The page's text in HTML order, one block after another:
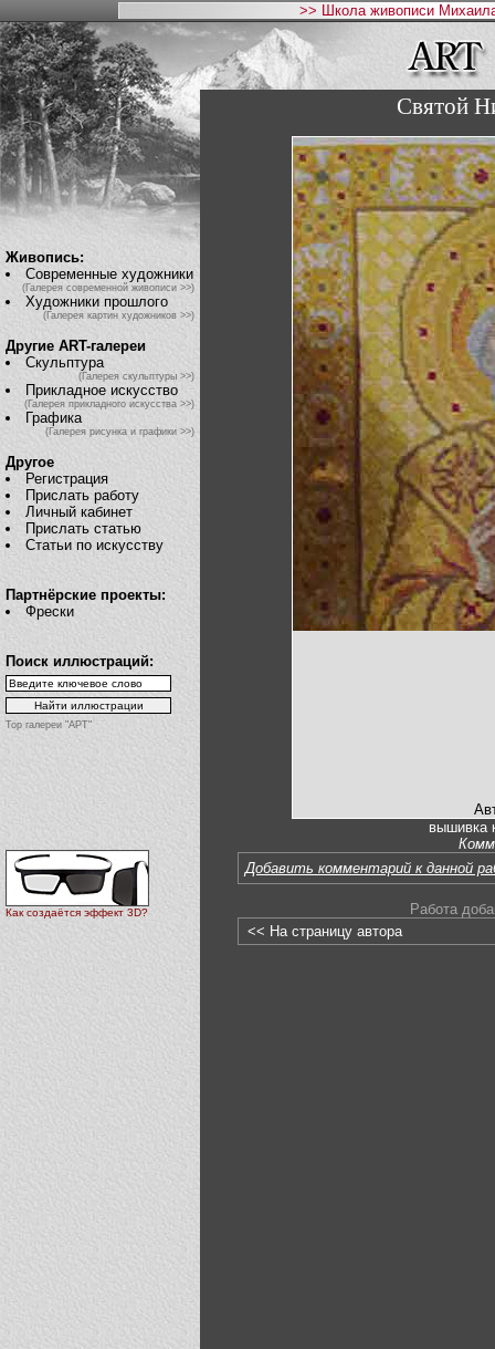
>> Школа живописи
Живопись:
Современные художники
(Галерея современной живописи >>)
Художники прошлого
(Галерея картин художников >>)
Другие ART-галереи
Скульптура
(Галерея скульптуры >>)
Прикладное искусство
(Галерея прикладного искусства >>)
Графика
(Галерея рисунка и графики >>)
Другое
Регистрация
Прислать работу
Личный кабинет
Прислать статью
Статьи по искусству
Партнёрские проекты:
Фрески
Поиск иллюстраций:
Top галереи "АРТ"
Как создаётся эффект 3D?
Святой
вышивка
Добавить комментарий к данной
Работа
<< На страницу автора